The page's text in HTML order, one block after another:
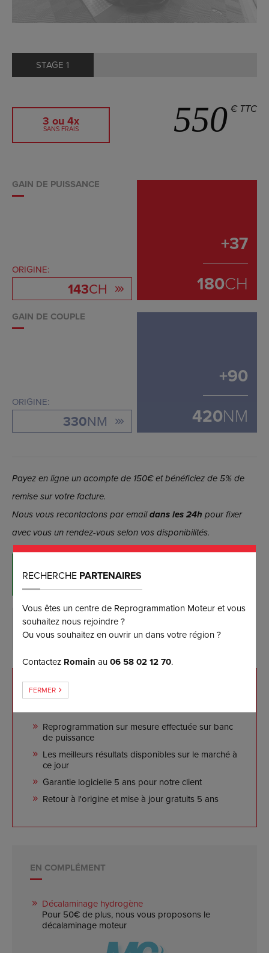
STAGE 1
3 ou 4x
SANS FRAIS 550 € TTC
GAIN DE PUISSANCE
ORIGINE:
143CH
+37
180CH
GAIN DE COUPLE
ORIGINE:
330NM
+90
420NM
Payez en ligne un acompte de 150€ et bénéficiez de 5% de
remise sur votre facture.
Nous vous recontactons par emaildans les 24h pour fixer
avec vous un rendez-vous selon vos disponibilités.
RÉSERVER MAINTENANT
(et bénéficiez d’une remise de 5%)
DEMANDER PLUS D’INFORMATIONS
NOS ENGAGEMENTS
Reprogrammation sur mesure effectuée sur banc
de puissance
Les meilleurs résultats disponibles sur le marché à
ce jour
Garantie logicielle 5 ans pour notre client
Retour à l'origine et mise à jour gratuits 5 ans
EN COMPLÉMENT
Décalaminage hydrogène
Pour 50€ de plus, nous vous proposons le
décalaminage moteur
RECHERCHE PARTENAIRES
Vous êtes un centre de Reprogrammation Moteur et vous
souhaitez nous rejoindre ?
Ou vous souhaitez en ouvrir un dans votre région ?
Contactez Romain au06 58 02 12 70.
FERMER